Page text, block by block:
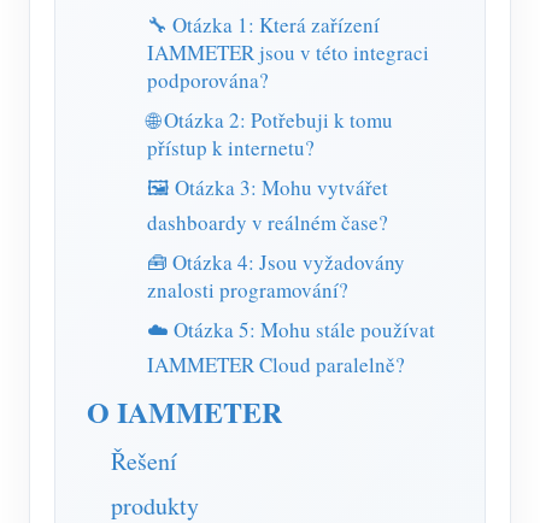
🔧 Otázka 1: Která zařízení
IAMMETER jsou v této integraci
podporována?
🌐 Otázka 2: Potřebuji k tomu
přístup k internetu?
🖼️ Otázka 3: Mohu vytvářet
dashboardy v reálném čase?
🧰 Otázka 4: Jsou vyžadovány
znalosti programování?
☁️ Otázka 5: Mohu stále používat
IAMMETER Cloud paralelně?
O IAMMETER
Řešení
produkty